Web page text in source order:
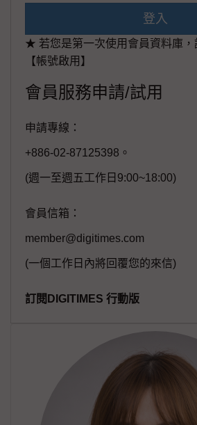
登入
★ 若您是第一次使用會員資料庫，
【帳號啟用】
會員服務申請/試用
申請專線：
+886-02-87125398。
(週一至週五工作日9:00~18:00)
會員信箱：
member@digitimes.com
(一個工作日內將回覆您的來信)
訂閱DIGITIMES 行動版